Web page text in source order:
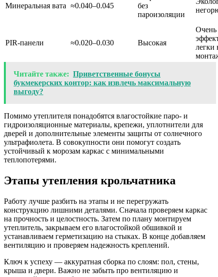
Минеральная вата ≈0.040–0.045
без
пароизоляции
PIR-панели ≈0.020–0.030 Высокая
Очень
легки
Читайте также: Приветственные бонусы
букмекерских контор: как извлечь максимальную
выгоду?
Помимо утеплителя понадобятся влагостойкие паро- и
гидроизоляционные материалы, крепежи, уплотнители для
дверей и дополнительные элементы защиты от солнечного
ультрафиолета. В совокупности они помогут создать
устойчивый к морозам каркас с минимальными
теплопотерями.
Этапы утепления крольчатника
Работу лучше разбить на этапы и не перегружать
конструкцию лишними деталями. Сначала проверяем каркас
на прочность и целостность. Затем по плану монтируем
утеплитель, закрываем его влагостойкой обшивкой и
устанавливаем герметизацию на стыках. В конце добавляем
вентиляцию и проверяем надежность креплений.
Ключ к успеху — аккуратная сборка по слоям: пол, стены,
крыша и двери. Важно не забыть про вентиляцию и